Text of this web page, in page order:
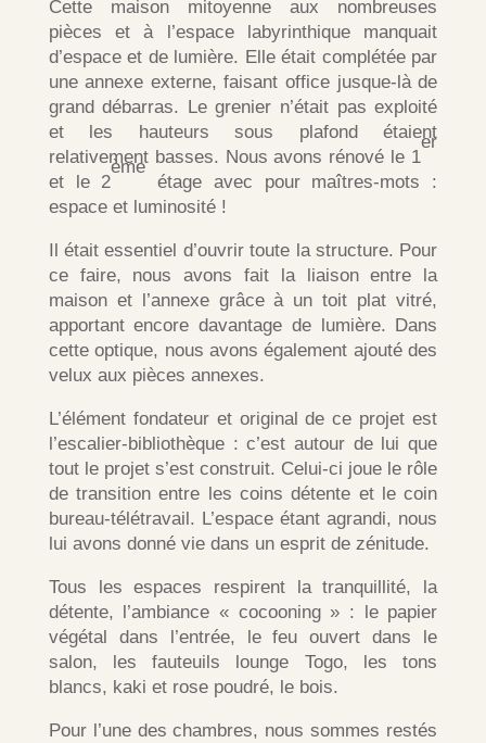
Cette maison mitoyenne aux nombreuses
pièces et à l’espace labyrinthique manquait
d’espace et de lumière. Elle était complétée par
une annexe externe, faisant office jusque-là de
grand débarras. Le grenier n’était pas exploité
et les hauteurs sous plafond étaient
relativement basses. Nous avons rénové le 1
er
et le 2
ème
étage avec pour maîtres-mots :
espace et luminosité !
Il était essentiel d’ouvrir toute la structure. Pour
ce faire, nous avons fait la liaison entre la
maison et l’annexe grâce à un toit plat vitré,
apportant encore davantage de lumière. Dans
cette optique, nous avons également ajouté des
velux aux pièces annexes.
L’élément fondateur et original de ce projet est
l’escalier-bibliothèque : c’est autour de lui que
tout le projet s’est construit. Celui-ci joue le rôle
de transition entre les coins détente et le coin
bureau-télétravail. L’espace étant agrandi, nous
lui avons donné vie dans un esprit de zénitude.
Tous les espaces respirent la tranquillité, la
détente, l’ambiance « cocooning » : le papier
végétal dans l’entrée, le feu ouvert dans le
salon, les fauteuils lounge Togo, les tons
blancs, kaki et rose poudré, le bois.
Pour l’une des chambres, nous sommes restés